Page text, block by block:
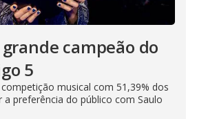
campeão do
5
musical com 51,39% dos
preferência do público com Saulo